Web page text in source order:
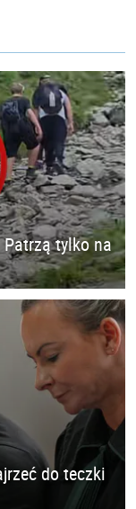
Patrzą tylko na
do teczki